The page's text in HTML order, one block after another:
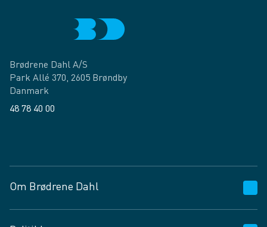
Brødrene Dahl A/S
Park Allé 370, 2605 Brøndby
Danmark
48 78 40 00
Om Brødrene Dahl